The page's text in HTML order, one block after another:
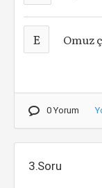
E Omuz
0 Yorum
3.Soru